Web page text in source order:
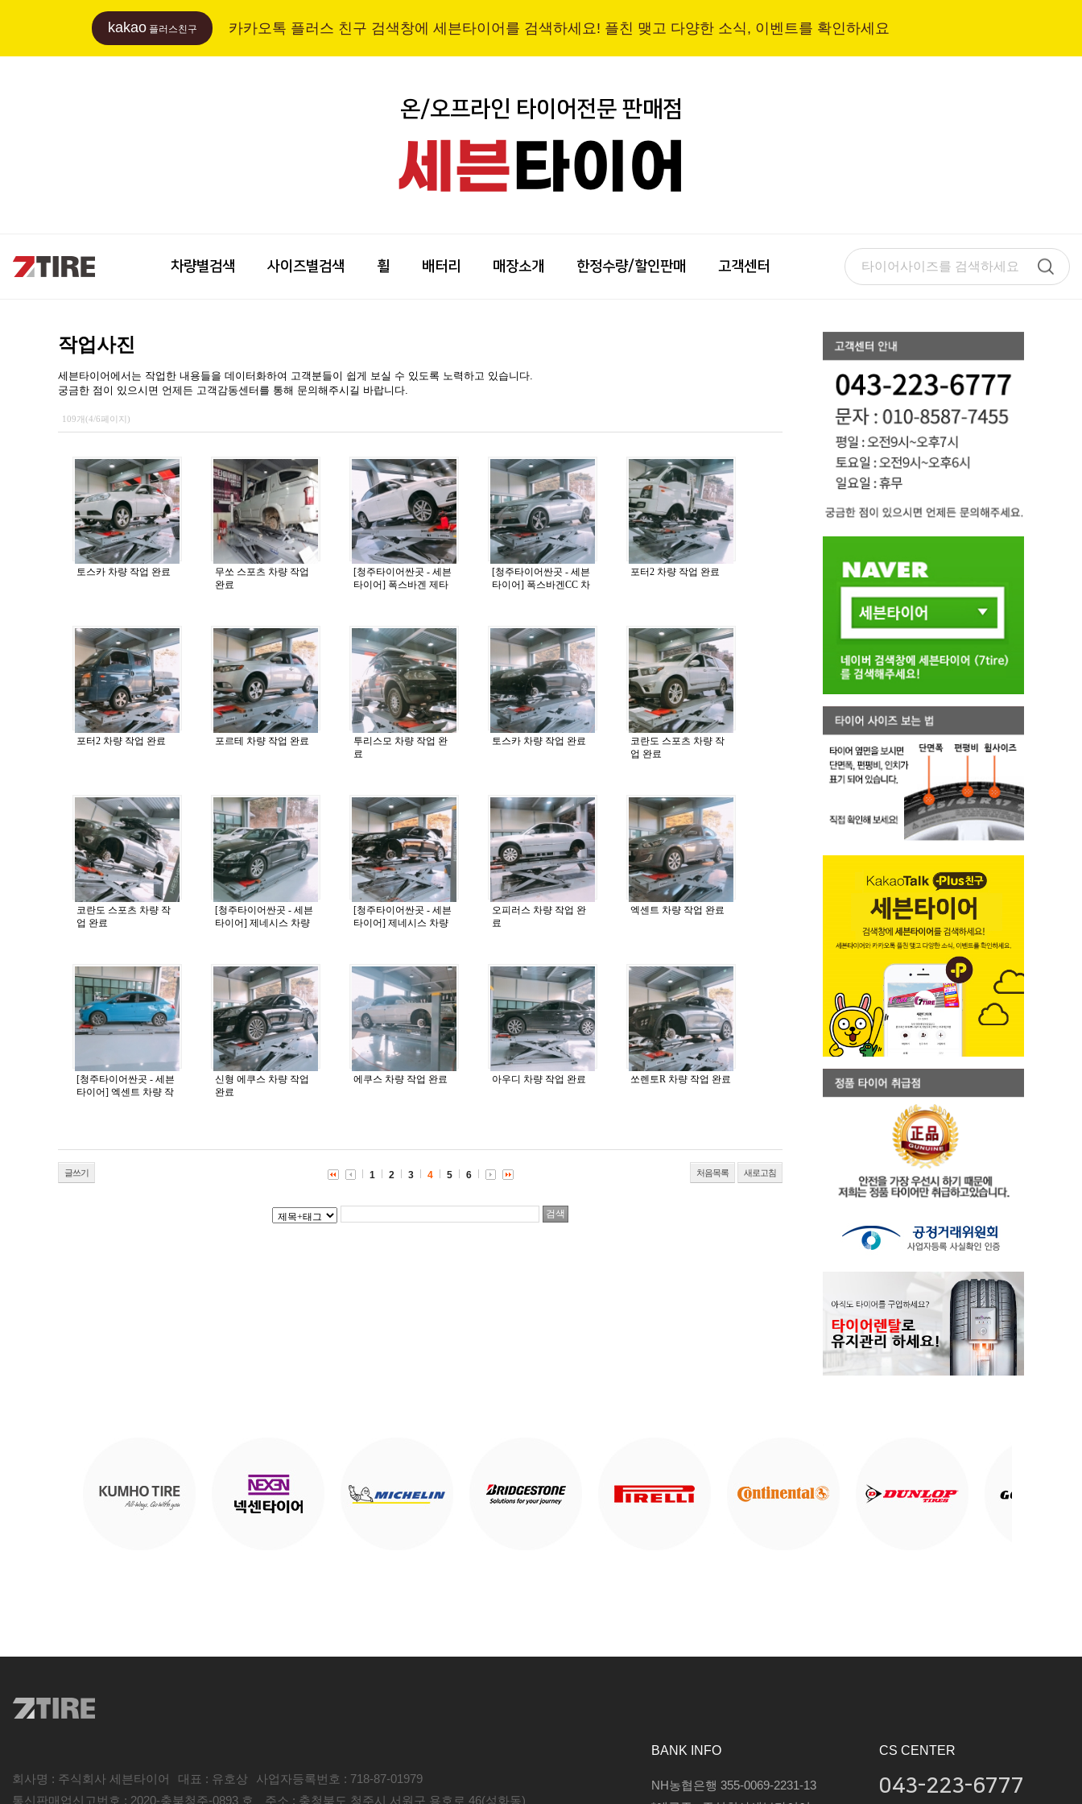
kakao플러스친구 카카오톡 플러스 친구 검색창에 세븐타이어를 검색하세요! 플친 맺고 다양한 소식, 이벤트를 확인하세요
온/오프라인 타이어전문 판매점
세븐타이어
차량별검색 사이즈별검색 휠 배터리 매장소개 한정수량/할인판매 고객센터
작업사진
세븐타이어에서는 작업한 내용들을 데이터화하여 고객분들이 쉽게 보실 수 있도록 노력하고 있습니다.
궁금한 점이 있으시면 언제든 고객감동센터를 통해 문의해주시길 바랍니다.
109개(4/6페이지)
토스카 차량 작업 완료
무쏘 스포츠 차량 작업
완료
[청주타이어싼곳 - 세븐
타이어] 폭스바겐 제타
[청주타이어싼곳 - 세븐
타이어] 폭스바겐CC 차
포터2 차량 작업 완료
포터2 차량 작업 완료 포르테 차량 작업 완료
투리스모 차량 작업 완
료
토스카 차량 작업 완료
코란도 스포츠 차량 작
업 완료
코란도 스포츠 차량 작
업 완료
[청주타이어싼곳 - 세븐
타이어] 제네시스 차량
[청주타이어싼곳 - 세븐
타이어] 제네시스 차량
오피러스 차량 작업 완
료
엑센트 차량 작업 완료
[청주타이어싼곳 - 세븐
타이어] 엑센트 차량 작
신형 에쿠스 차량 작업
완료
에쿠스 차량 작업 완료 아우디 차량 작업 완료 쏘렌토R 차량 작업 완료
글쓰기 처음목록 새로고침
1 2 3 4 5 6
회사명 : 주식회사 세븐타이어 대표 : 유호상
사업자등록번호 : 718-87-01979
통신판매업신고번호 : 2020-충북청주-0893 호
주소 : 충청북도 청주시 서원구 용호로 46(성화동)
BANK INFO
NH농협은행 355-0069-2231-13
CS CENTER
043-223-6777